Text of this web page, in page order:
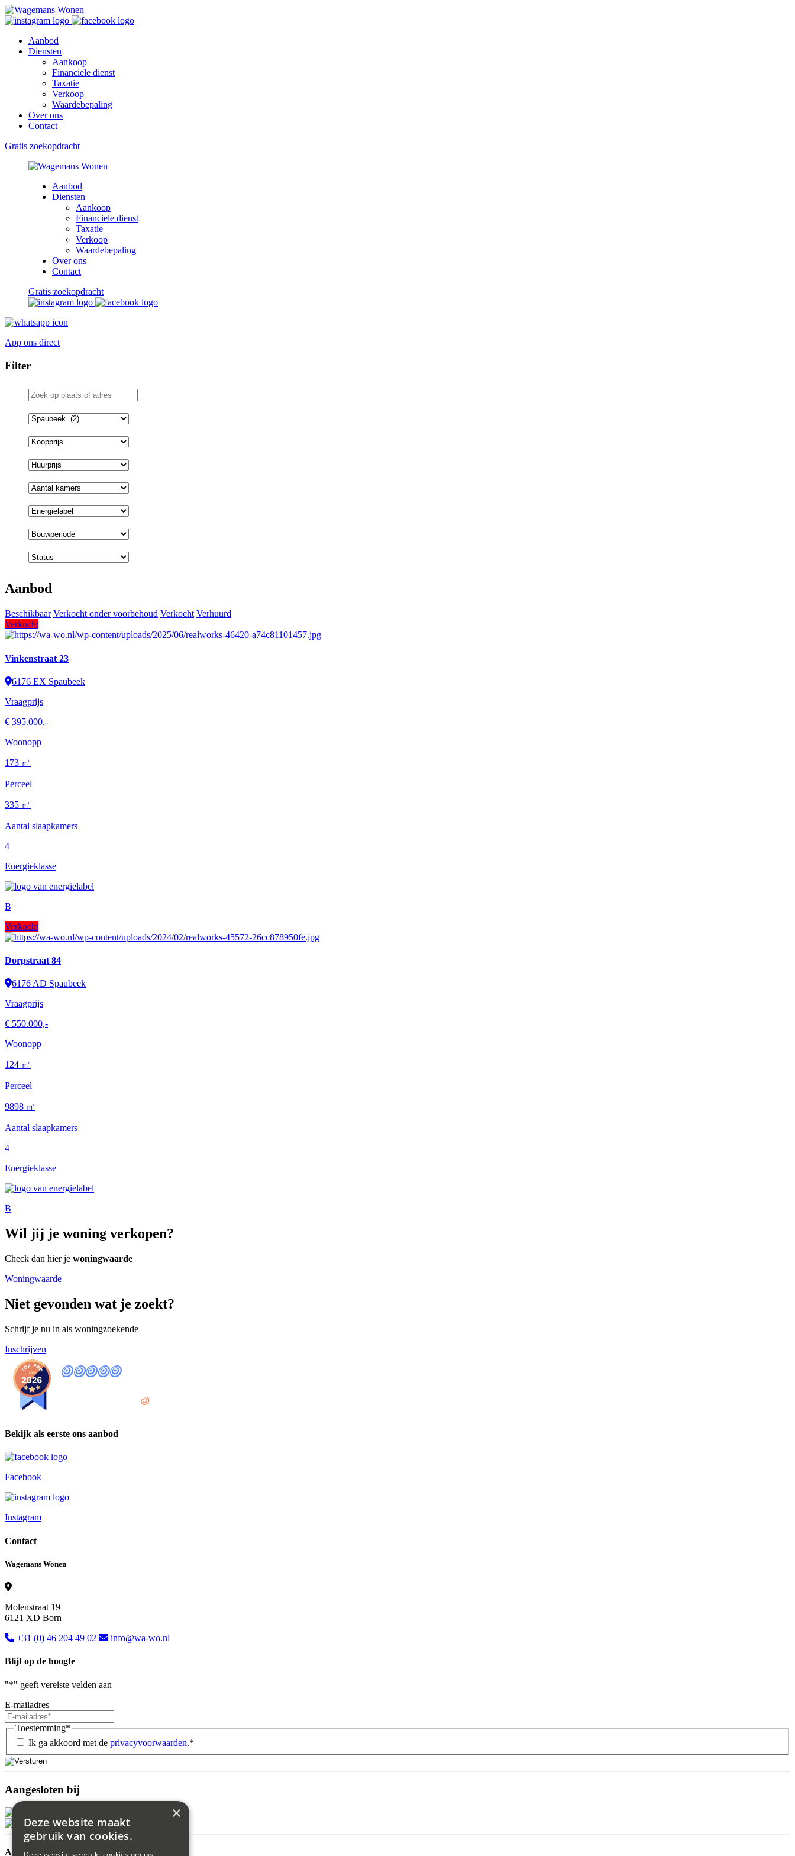
Aanbod
Diensten
Aankoop
Financiele dienst
Taxatie
Verkoop
Waardebepaling
Over ons
Contact
Gratis zoekopdracht
Aanbod
Diensten
Aankoop
Financiele dienst
Taxatie
Verkoop
Waardebepaling
Over ons
Contact
Gratis zoekopdracht
App ons direct
Filter
Zoek
op
plaats
of
adres
Plaatsnaam
Koopprijs
Huurprijs
Aantal
Energielabel
Bouwperiode
Status
Aanbod
Beschikbaar Verkocht onder voorbehoud Verkocht Verhuurd
Verkocht
Vinkenstraat 23
6176 EX Spaubeek
Vraagprijs
€ 395.000,-
Woonopp
173 ㎡
Perceel
335 ㎡
Aantal slaapkamers
4
Energieklasse
B
Verkocht
Dorpstraat 84
6176 AD Spaubeek
Vraagprijs
€ 550.000,-
Woonopp
124 ㎡
Perceel
9898 ㎡
Aantal slaapkamers
4
Energieklasse
B
Wil jij je woning verkopen?
Check dan hier je woningwaarde
Woningwaarde
Niet gevonden wat je zoekt?
Schrijf je nu in als woningzoekende
Inschrijven
Bekijk als eerste ons aanbod
Facebook
Instagram
Contact
Wagemans Wonen
Molenstraat 19
6121 XD Born
+31 (0) 46 204 49 02
info@wa-wo.nl
Blijf op de hoogte
"*" geeft vereiste velden aan
E-mailadres
Toestemming*
Ik ga akkoord met de privacyvoorwaarden.*
Aangesloten bij
Aanbod
×
Deze website maakt
gebruik van cookies.